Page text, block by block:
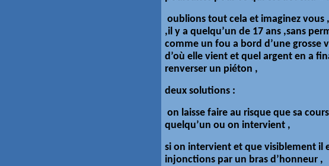
oublions tout cela et imaginez vous
,il y a quelqu’un de 17 ans ,sans
comme un fou a bord d’une
d’où elle vient et quel argent en a
renverser un piéton ,
deux solutions :
on laisse faire au risque que sa
quelqu’un ou on intervient ,
si on intervient et que visiblement il
injonctions par un bras d’honneur ,